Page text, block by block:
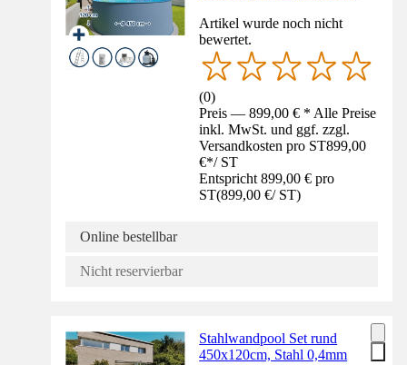
Artikel wurde noch nicht
bewertet.
(0)
Preis — 899,00 € * Alle Preise
inkl. MwSt. und ggf. zzgl.
Versandkosten pro ST899,00
€*/ ST
Entspricht 899,00 € pro
ST(899,00 €/ ST)
Online bestellbar
Nicht reservierbar
Stahlwandpool Set rund
450x120cm, Stahl 0,4mm